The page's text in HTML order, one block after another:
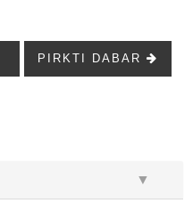
PIRKTI DABAR
▼